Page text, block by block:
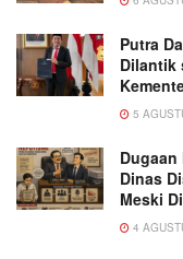
Putra
Dilantik
5
Dinas
Meski
4